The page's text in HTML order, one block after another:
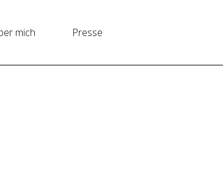
mich Presse